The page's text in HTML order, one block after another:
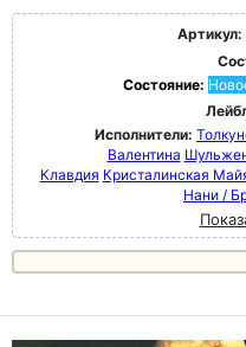
Артикул:
Состояние:
Исполнители:
Валентина
Клавдия Кристалинская
Нани /